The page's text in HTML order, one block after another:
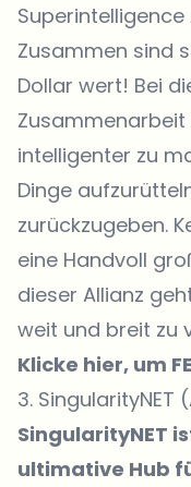
Zusammen sind
Dollar wert! Bei
Zusammenarbeit
intelligenter zu
Dinge
zurückzugeben.
eine Handvoll
dieser Allianz
weit und breit zu
Klicke hier, um
3. SingularityNET
SingularityNET
ultimative Hub